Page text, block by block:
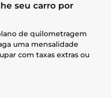
seu carro por
de quilometragem
uma mensalidade
com taxas extras ou